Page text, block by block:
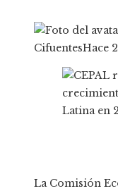
CifuentesHace
La Comisión